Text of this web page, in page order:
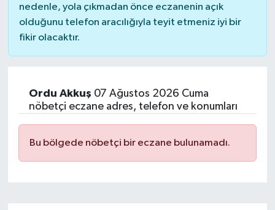
nedenle, yola çıkmadan önce eczanenin açık
olduğunu telefon aracılığıyla teyit etmeniz iyi bir
fikir olacaktır.
Ordu Akkuş 07 Ağustos 2026 Cuma
nöbetçi eczane adres, telefon ve konumları
Bu bölgede nöbetçi bir eczane bulunamadı.